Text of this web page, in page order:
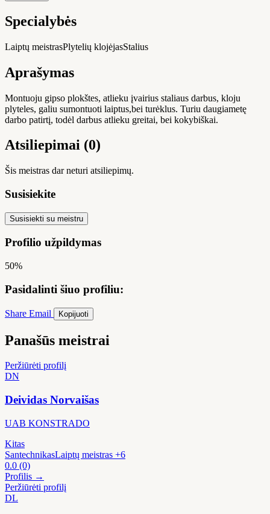
Specialybės
Laiptų meistrasPlytelių klojėjasStalius
Aprašymas
Montuoju gipso plokštes, atlieku įvairius staliaus darbus, kloju
plyteles, galiu sumontuoti laiptus,bei turėklus. Turiu daugiametę
darbo patirtį, todėl darbus atlieku greitai, bei kokybiškai.
Atsiliepimai (0)
Šis meistras dar neturi atsiliepimų.
Susisiekite
Susisiekti su meistru
Profilio užpildymas
50%
Pasidalinti šiuo profiliu:
Share Email Kopijuoti
Panašūs meistrai
Peržiūrėti profilį
DN
Deividas Norvaišas
UAB KONSTRADO
Kitas
SantechnikasLaiptų meistras +6
0.0 (0)
Profilis →
Peržiūrėti profilį
DL